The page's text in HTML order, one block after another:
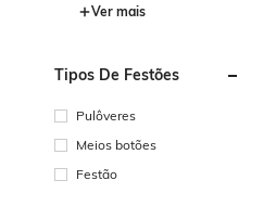
Ver mais
Tipos De Festões
Pulôveres
Meios botões
Festão